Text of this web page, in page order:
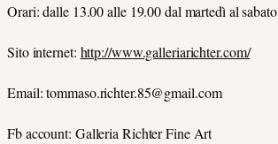
Orari: dalle 13.00 alle 19.00 dal martedì al sabato
Sito internet: http://www.galleriarichter.com/
Email: tommaso.richter.85@gmail.com
Fb account: Galleria Richter Fine Art